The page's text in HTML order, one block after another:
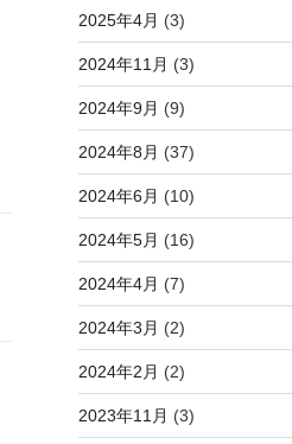
2025年4月 (3)
2024年11月 (3)
2024年9月 (9)
2024年8月 (37)
2024年6月 (10)
2024年5月 (16)
2024年4月 (7)
2024年3月 (2)
2024年2月 (2)
2023年11月 (3)